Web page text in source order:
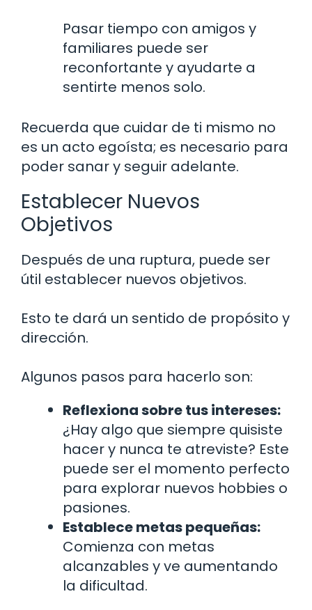
Pasar tiempo con amigos y
familiares puede ser
reconfortante y ayudarte a
sentirte menos solo.
Recuerda que cuidar de ti mismo no
es un acto egoísta; es necesario para
poder sanar y seguir adelante.
Establecer Nuevos
Objetivos
Después de una ruptura, puede ser
útil establecer nuevos objetivos.
Esto te dará un sentido de propósito y
dirección.
Algunos pasos para hacerlo son:
Reflexiona sobre tus intereses:
¿Hay algo que siempre quisiste
hacer y nunca te atreviste? Este
puede ser el momento perfecto
para explorar nuevos hobbies o
pasiones.
Establece metas pequeñas:
Comienza con metas
alcanzables y ve aumentando
la dificultad.